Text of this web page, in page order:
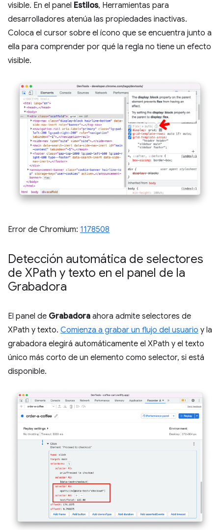
visible. En el panel Estilos, Herramientas para
desarrolladores atenúa las propiedades inactivas.
Coloca el cursor sobre el ícono que se encuentra junto a
ella para comprender por qué la regla no tiene un efecto
visible.
Error de Chromium: 1178508
Detección automática de selectores
de XPath y texto en el panel de la
Grabadora
El panel de Grabadora ahora admite selectores de
XPath y texto. Comienza a grabar un flujo del usuario y la
grabadora elegirá automáticamente el XPath y el texto
único más corto de un elemento como selector, si está
disponible.